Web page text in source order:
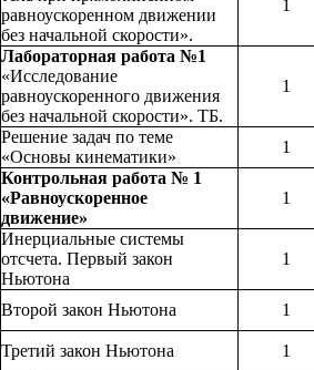
равноускоренном движении
без начальной скорости».
1
Лабораторная работа №1
«Исследование
равноускоренного движения
без начальной скорости». ТБ.
1
Решение задач по теме
«Основы кинематики»
1
Контрольная работа № 1
«Равноускоренное
движение»
1
Инерциальные системы
отсчета. Первый закон
Ньютона
1
Второй закон Ньютона 1
Третий закон Ньютона 1